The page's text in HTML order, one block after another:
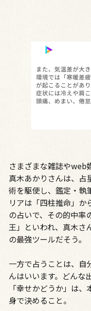
さまざまな雑誌やweb
真木あかりさんは、占
術を駆使し、鑑定・執
リアは「四柱推命」
の占いで、その的中率
王」といわれ、真木さ
の最強ツールだそう。
一方で占うことは、自
んはいいます。どんな
「幸せかどうか」は
身で決めること。